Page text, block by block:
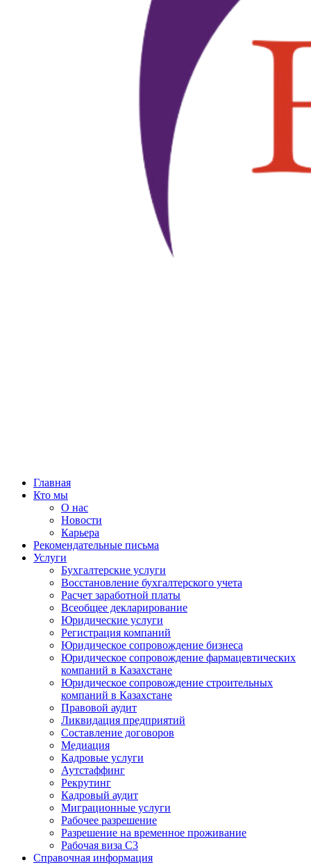
Главная
Кто мы
О нас
Новости
Карьера
Рекомендательные письма
Услуги
Бухгалтерские услуги
Восстановление бухгалтерского учета
Расчет заработной платы
Всеобщее декларирование
Юридические услуги
Регистрация компаний
Юридическое сопровождение бизнеса
Юридическое сопровождение фармацевтических
компаний в Казахстане
Юридическое сопровождение строительных
компаний в Казахстане
Правовой аудит
Ликвидация предприятий
Составление договоров
Медиация
Кадровые услуги
Аутстаффинг
Рекрутинг
Кадровый аудит
Миграционные услуги
Рабочее разрешение
Разрешение на временное проживание
Рабочая виза С3
Справочная информация